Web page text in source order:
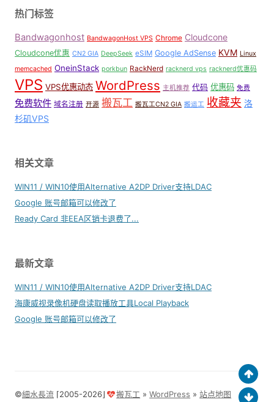
热门标签
Bandwagonhost BandwagonHost VPS Chrome Cloudcone
Cloudcone优惠 CN2 GIA DeepSeek eSIM Google AdSense KVM Linux
memcached OneinStack porkbun RackNerd racknerd vps racknerd优惠码
VPS VPS优惠动态 WordPress 主机推荐 代码 优惠码 免费
免费软件 域名注册 开源 搬瓦工 搬瓦工CN2 GIA 搬运工 收藏夹 洛
杉矶VPS
相关文章
WIN11 / WIN10使用Alternative A2DP Driver支持LDAC
Google 账号邮箱可以修改了
Ready Card 非EEA区销卡退费了...
最新文章
WIN11 / WIN10使用Alternative A2DP Driver支持LDAC
海康威视录像机硬盘读取播放工具Local Playback
Google 账号邮箱可以修改了
©細水長流 ⌈2005-2026⌋ 搬瓦工 »WordPress »站点地图